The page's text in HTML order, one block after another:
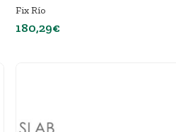
Fix Río
180,29€